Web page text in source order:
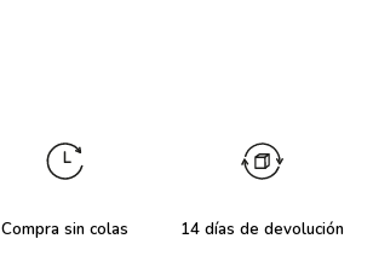
Compra sin colas 14 días de devolución